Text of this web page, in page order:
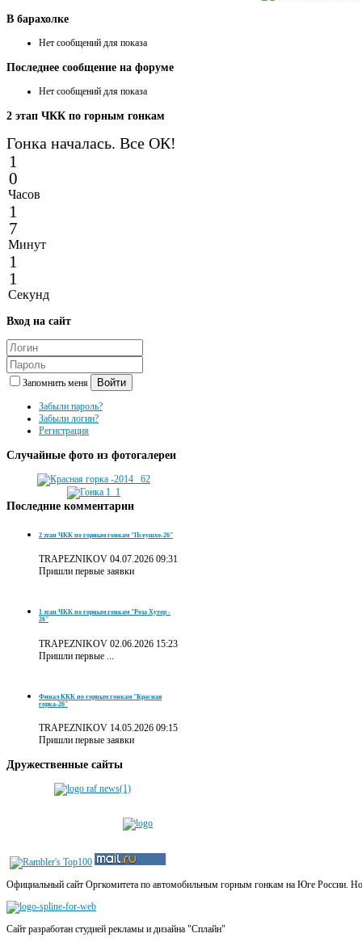
В барахолке
Нет сообщений для показа
Последнее сообщение на форуме
Нет сообщений для показа
2 этап ЧКК по горным гонкам
Гонка началась. Все ОК!
1
0
Часов
1
7
Минут
1
1
Секунд
Вход на сайт
Запомнить меня Войти
Забыли пароль?
Забыли логин?
Регистрация
Случайные фото из фотогалереи
Последние комментарии
2 этап ЧКК по горным гонкам "Псеушхо-26"
TRAPEZNIKOV 04.07.2026 09:31
Пришли первые заявки
1 этап ЧКК по горным гонкам "Роза Хутор -
26"
TRAPEZNIKOV 02.06.2026 15:23
Пришли первые ...
Финал ККК по горным гонкам "Красная
горка-26"
TRAPEZNIKOV 14.05.2026 09:15
Пришли первые заявки
Дружественные сайты
Официальный сайт Оргкомитета по автомобильным горным гонкам на Юге России.
Сайт разработан студией рекламы и дизайна "Сплайн"